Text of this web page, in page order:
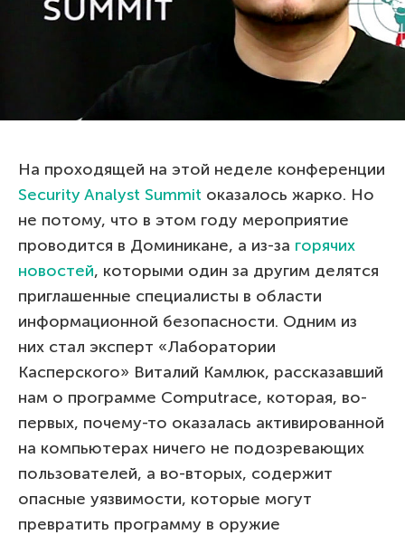
На проходящей на этой неделе конференции
Security Analyst Summit оказалось жарко. Но
не потому, что в этом году мероприятие
проводится в Доминикане, а из-за горячих
новостей, которыми один за другим делятся
приглашенные специалисты в области
информационной безопасности. Одним из
них стал эксперт «Лаборатории
Касперского» Виталий Камлюк, рассказавший
нам о программе Computrace, которая, во-
первых, почему-то оказалась активированной
на компьютерах ничего не подозревающих
пользователей, а во-вторых, содержит
опасные уязвимости, которые могут
превратить программу в оружие